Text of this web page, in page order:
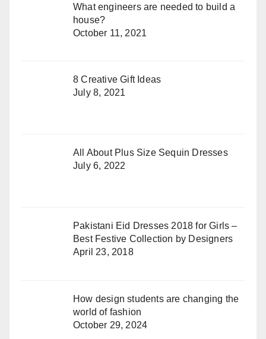
What engineers are needed to build a
house?
October 11, 2021
8 Creative Gift Ideas
July 8, 2021
All About Plus Size Sequin Dresses
July 6, 2022
Pakistani Eid Dresses 2018 for Girls –
Best Festive Collection by Designers
April 23, 2018
How design students are changing the
world of fashion
October 29, 2024